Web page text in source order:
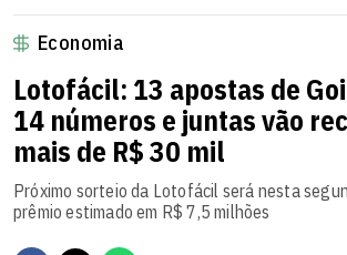
Economia
Lotofácil: 13 apostas de
14 números e juntas vão
mais de R$ 30 mil
Próximo sorteio da Lotofácil será nesta
prêmio estimado em R$ 7,5 milhões